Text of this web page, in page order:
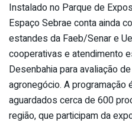
Instalado no Parque de
Espaço Sebrae conta ainda
estandes da Faeb/Senar e
cooperativas e atendimento
Desenbahia para avaliação
agronegócio. A programação
aguardados cerca de 600
região, que participam da